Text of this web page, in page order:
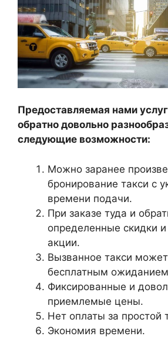
Предоставляемая нами
обратно довольно
следующие возможности:
Можно заранее
бронирование такси с
времени подачи.
При заказе туда и
определенные скидки
акции.
Вызванное такси
бесплатным
Фиксированные и
приемлемые цены.
Нет оплаты за простой
Экономия времени.